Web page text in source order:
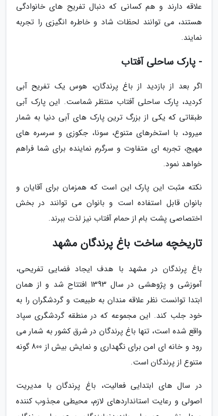
علاقه دارند و هم کسانی که دنبال تفریح های خانوادگی
هستند، می توانند لحظات شاد و خاطره انگیزی را تجربه
نمایند.
- پارک ساحلی آفتاب
اگر بعد از بازدید از باغ پرندگان، هوس یک تفریح آبی
کردید، پارک ساحلی آفتاب منتظر شماست. این پارک آبی
طبقاتی که یکی از بزرگ ترین پارک های آبی دنیا به شمار
میرود، با استخرهای متنوع، سونا، جکوزی و سرسره های
مهیج، تجربه ای متفاوت و سرگرم نماینده برای شما فراهم
خواهد نمود.
نکته مثبت این پارک این است که همزمان برای آقایان و
بانوان قابل استفاده است و بانوان می توانند در بخش
اختصاصی پشت بام از حمام آفتاب نیز لذت ببرند.
تاریخچه ساخت باغ پرندگان مشهد
باغ پرندگان در مشهد با هدف ایجاد فضایی تفریحی،
آموزشی و پژوهشی در سال 1393 افتتاح شد و از همان
ابتدا توانست نظر علاقه مندان به طبیعت و گردشگران را به
خود جلب کند. این مجموعه که در منطقه گردشگری سپاد
واقع شده است، تنها باغ پرندگان در شرق کشور به شمار می
رود و خانه ای امن برای نگهداری و نمایش بیش از 800 گونه
متنوع از پرندگان است.
در سال های ابتدایی فعالیت، باغ پرندگان با مدیریت
اصولی و رعایت استانداردهای لازم، محیطی مجذوب کننده